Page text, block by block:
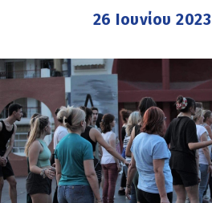
26 Ιουνίου 2023